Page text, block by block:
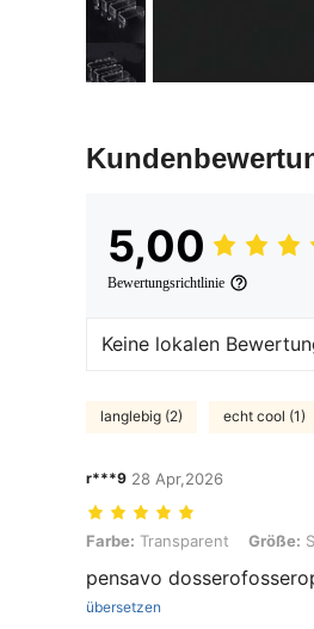
5,00
Bewertungsrichtlinie
Keine lokalen
langlebig (2) echt cool (1)
r***9 28 Apr,2026
Farbe: Transparent, Größe:
Farbe: Transparent Größe:
pensavo
übersetzen